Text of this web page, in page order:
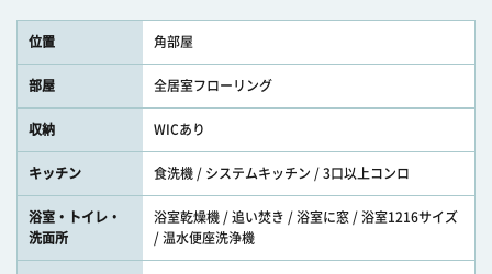
位置 角部屋
部屋 全居室フローリング
収納 WICあり
キッチン 食洗機 / システムキッチン / 3口以上コンロ
浴室・トイレ・
洗面所
浴室乾燥機 / 追い焚き / 浴室に窓 / 浴室1216サイズ
/ 温水便座洗浄機